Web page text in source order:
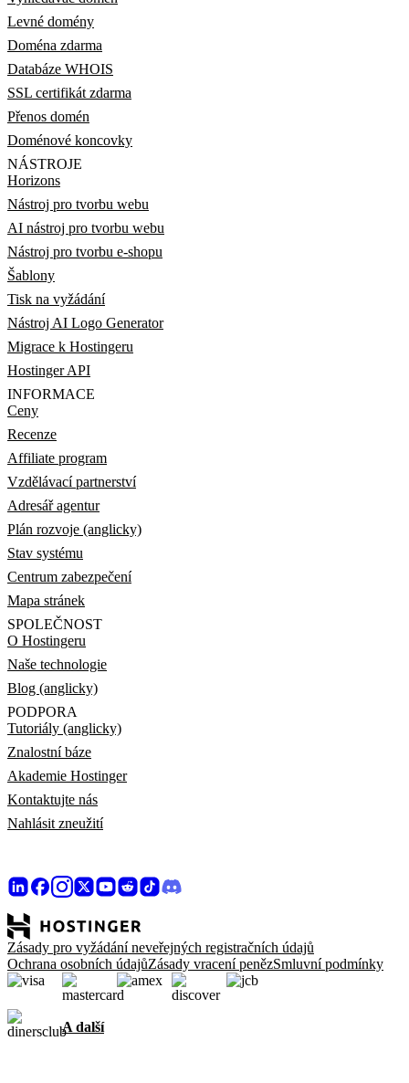
Levné domény
Doména zdarma
Databáze WHOIS
SSL certifikát zdarma
Přenos domén
Doménové koncovky
NÁSTROJE
Horizons
Nástroj pro tvorbu webu
AI nástroj pro tvorbu webu
Nástroj pro tvorbu e-shopu
Šablony
Tisk na vyžádání
Nástroj AI Logo Generator
Migrace k Hostingeru
Hostinger API
INFORMACE
Ceny
Recenze
Affiliate program
Vzdělávací partnerství
Adresář agentur
Plán rozvoje (anglicky)
Stav systému
Centrum zabezpečení
Mapa stránek
SPOLEČNOST
O Hostingeru
Naše technologie
Blog (anglicky)
PODPORA
Tutoriály (anglicky)
Znalostní báze
Akademie Hostinger
Kontaktujte nás
Nahlásit zneužití
Zásady pro vyžádání neveřejných registračních údajů
Ochrana osobních údajůZásady vracení penězSmluvní podmínky
A další